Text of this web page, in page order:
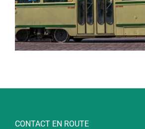
CONTACT EN ROUTE